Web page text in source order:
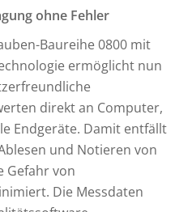
ohne Fehler
Baureihe 0800 mit
ermöglicht nun
direkt an Computer,
Endgeräte. Damit entfällt
und Notieren von
Gefahr von
Die Messdaten